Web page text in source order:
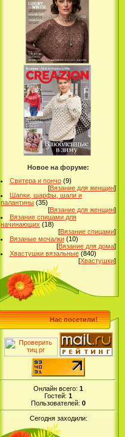
Новое на форуме:
Свитера и пончо (9)
[Вязание для женщин]
Шапки, шарфы, шали и
палантины (35)
[Вязание для женщин]
Вязание спицами для
начинающих (18)
[Вязание спицами]
Вязаные мочалки (10)
[Вязание для дома]
Хвастушки вязальные (840)
[Хвастушки]
Нас посетили!
Онлайн всего: 1
Гостей: 1
Пользователей: 0
Сегодня заходили: